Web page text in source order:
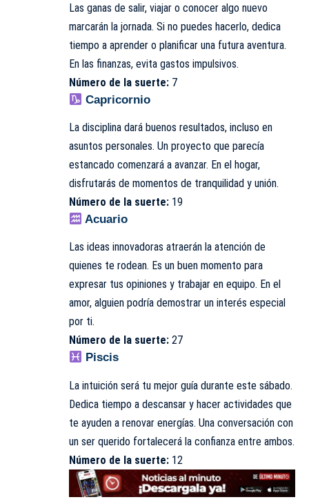
Las ganas de salir, viajar o conocer algo nuevo
marcarán la jornada. Si no puedes hacerlo, dedica
tiempo a aprender o planificar una futura aventura.
En las finanzas, evita gastos impulsivos.
Número de la suerte: 7
Capricornio
La disciplina dará buenos resultados, incluso en
asuntos personales. Un proyecto que parecía
estancado comenzará a avanzar. En el hogar,
disfrutarás de momentos de tranquilidad y unión.
Número de la suerte: 19
Acuario
Las ideas innovadoras atraerán la atención de
quienes te rodean. Es un buen momento para
expresar tus opiniones y trabajar en equipo. En el
amor, alguien podría demostrar un interés especial
por ti.
Número de la suerte: 27
Piscis
La intuición será tu mejor guía durante este sábado.
Dedica tiempo a descansar y hacer actividades que
te ayuden a renovar energías. Una conversación con
un ser querido fortalecerá la confianza entre ambos.
Número de la suerte: 12